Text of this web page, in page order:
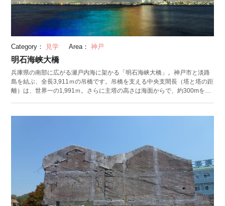
Category： 見学 Area： 神戸
明石海峡大橋
兵庫県の南部に広がる瀬戸内海に架かる「明石海峡大橋」。神戸市と淡路
島を結ぶ、全長3,911ｍの吊橋です。吊橋を支える中央支間長（塔と塔の距
離）は、世界一の1,991ｍ。さらに主塔の高さは海面からで、約300mを誇
見どころは橋からの景色。東京タワーとほぼ同じ高さから見る光景は爽快
です。 橋の中にある「舞子海上プロムナード」では、約317mの回遊式遊
歩道。橋を詳しく解説してくれる資料が展示されているほか、展望カフェ
レストラン「Tom's Cafe」が設けられています。